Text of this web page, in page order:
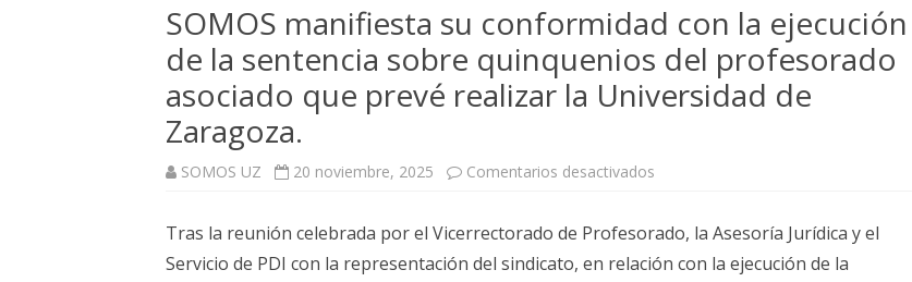
asociado
de
de
la
salud).
SOMOS manifiesta su conformidad con la ejecución
de la sentencia sobre quinquenios del profesorado
asociado que prevé realizar la Universidad de
Zaragoza.
SOMOS UZ 20 noviembre, 2025 Comentarios desactivados
conformidad
con
la
ejecución
Tras la reunión celebrada por el Vicerrectorado de Profesorado, la Asesoría Jurídica y el
Servicio de PDI con la representación del sindicato, en relación con la ejecución de la